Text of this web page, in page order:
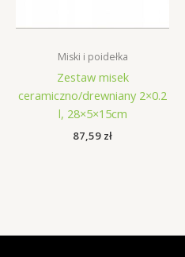
Miski i poidełka
Zestaw misek
ceramiczno/drewniany 2×0.2
l, 28×5×15cm
87,59 zł